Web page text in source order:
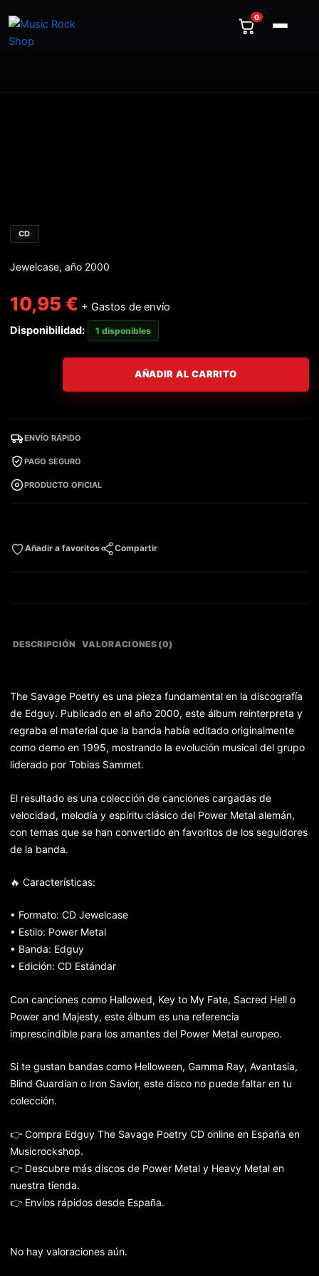
0
contenido
CD
Jewelcase, año 2000
10,95 € + Gastos de envío
Disponibilidad:
1 disponibles
AÑADIR AL CARRITO
ENVÍO RÁPIDO
PAGO SEGURO
PRODUCTO OFICIAL
Añadir a favoritos Compartir
DESCRIPCIÓN VALORACIONES (0)
The Savage Poetry es una pieza fundamental en la discografía
de Edguy. Publicado en el año 2000, este álbum reinterpreta y
regraba el material que la banda había editado originalmente
como demo en 1995, mostrando la evolución musical del grupo
liderado por Tobias Sammet.
El resultado es una colección de canciones cargadas de
velocidad, melodía y espíritu clásico del Power Metal alemán,
con temas que se han convertido en favoritos de los seguidores
de la banda.
🔥 Características:
• Formato: CD Jewelcase
• Estilo: Power Metal
• Banda: Edguy
• Edición: CD Estándar
Con canciones como Hallowed, Key to My Fate, Sacred Hell o
Power and Majesty, este álbum es una referencia
imprescindible para los amantes del Power Metal europeo.
Si te gustan bandas como Helloween, Gamma Ray, Avantasia,
Blind Guardian o Iron Savior, este disco no puede faltar en tu
colección.
👉 Compra Edguy The Savage Poetry CD online en España en
Musicrockshop.
👉 Descubre más discos de Power Metal y Heavy Metal en
nuestra tienda.
👉 Envíos rápidos desde España.
No hay valoraciones aún.